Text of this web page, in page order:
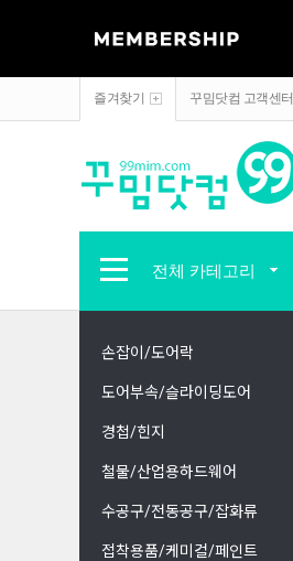
즐겨찾기 꾸밈닷컴 고객센터
전체 카테고리
손잡이/도어락
도어부속/슬라이딩도어
경첩/힌지
철물/산업용하드웨어
수공구/전동공구/잡화류
접착용품/케미컬/페인트